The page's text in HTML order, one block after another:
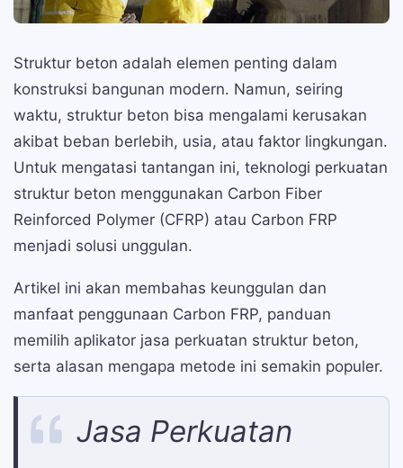
Struktur beton adalah elemen penting dalam
konstruksi bangunan modern. Namun, seiring
waktu, struktur beton bisa mengalami kerusakan
akibat beban berlebih, usia, atau faktor lingkungan.
Untuk mengatasi tantangan ini, teknologi perkuatan
struktur beton menggunakan Carbon Fiber
Reinforced Polymer (CFRP) atau Carbon FRP
menjadi solusi unggulan.
Artikel ini akan membahas keunggulan dan
manfaat penggunaan Carbon FRP, panduan
memilih aplikator jasa perkuatan struktur beton,
serta alasan mengapa metode ini semakin populer.
Jasa Perkuatan